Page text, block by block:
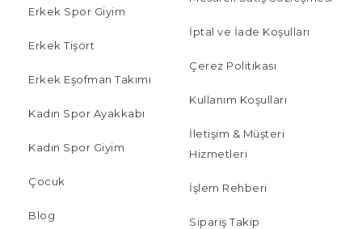
Erkek Spor Giyim
Erkek Tişört
Erkek Eşofman Takımı
Kadın Spor Ayakkabı
Kadın Spor Giyim
Çocuk
Blog
İptal ve İade Koşulları
Çerez Politikası
Kullanım Koşulları
İletişim & Müşteri
Hizmetleri
İşlem Rehberi
Sipariş Takip